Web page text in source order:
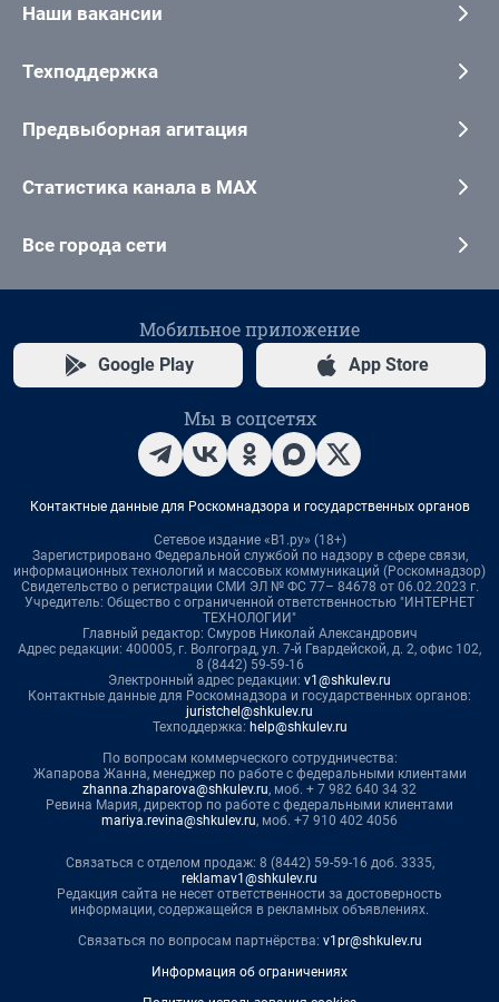
Наши вакансии
Техподдержка
Предвыборная агитация
Статистика канала в MAX
Все города сети
Мобильное приложение
Google Play App Store
Мы в соцсетях
Контактные данные для Роскомнадзора и государственных органов
Сетевое издание «В1.ру» (18+)
Зарегистрировано Федеральной службой по надзору в сфере связи,
информационных технологий и массовых коммуникаций (Роскомнадзор)
Свидетельство о регистрации СМИ ЭЛ № ФС 77– 84678 от 06.02.2023 г.
Учредитель: Общество с ограниченной ответственностью "ИНТЕРНЕТ
ТЕХНОЛОГИИ"
Главный редактор: Смуров Николай Александрович
Адрес редакции: 400005, г. Волгоград, ул. 7-й Гвардейской, д. 2, офис 102,
8 (8442) 59-59-16
Электронный адрес редакции: v1@shkulev.ru
Контактные данные для Роскомнадзора и государственных органов:
juristchel@shkulev.ru
Техподдержка: help@shkulev.ru
По вопросам коммерческого сотрудничества:
Жапарова Жанна, менеджер по работе с федеральными клиентами
zhanna.zhaparova@shkulev.ru, моб. + 7 982 640 34 32
Ревина Мария, директор по работе с федеральными клиентами
mariya.revina@shkulev.ru, моб. +7 910 402 4056
Связаться с отделом продаж: 8 (8442) 59-59-16 доб. 3335,
reklamav1@shkulev.ru
Редакция сайта не несет ответственности за достоверность
информации, содержащейся в рекламных объявлениях.
Связаться по вопросам партнёрства: v1pr@shkulev.ru
Информация об ограничениях